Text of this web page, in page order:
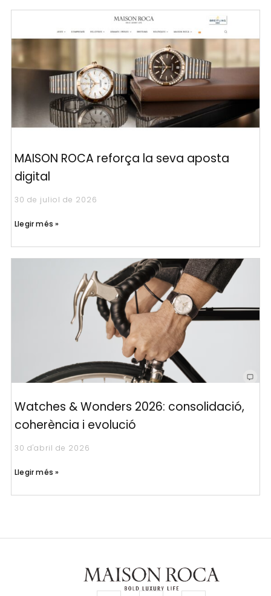
MAISON ROCA reforça la seva aposta
digital
30 de juliol de 2026
Llegir més »
Watches & Wonders 2026: consolidació,
coherència i evolució
30 d'abril de 2026
Llegir més »